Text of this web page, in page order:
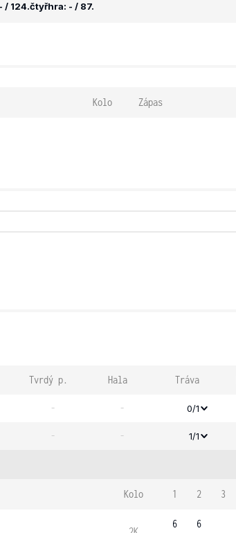
/ 124.čtyřhra: - / 87.
Kolo Zápas
Tvrdý p. Hala Tráva
- - 0/1
- - 1/1
Kolo 1 2 3
6
6